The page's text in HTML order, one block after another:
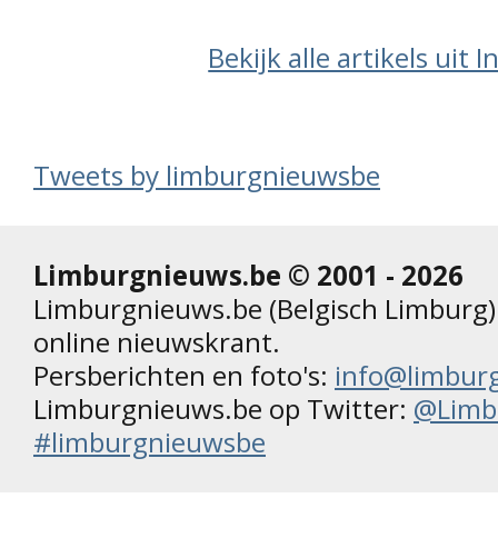
Bekijk alle artikels uit
Tweets by limburgnieuwsbe
Limburgnieuws.be © 2001 - 2026
Limburgnieuws.be (Belgisch
online nieuwskrant.
Persberichten en foto's:
Limburgnieuws.be op Twitter:
#limburgnieuwsbe